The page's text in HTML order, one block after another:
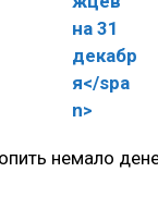
немало